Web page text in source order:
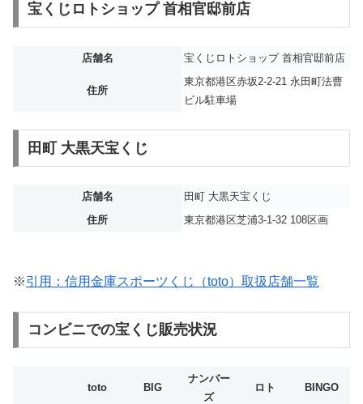
宝くじロトショップ 首相官邸前店
店舗名 宝くじロトショップ 首相官邸前店
住所
東京都港区赤坂2-2-21 永田町法曹
ビル駐車場
田町 大黒天宝くじ
店舗名
田町 大黒天宝くじ
住所
東京都港区芝浦3-1-32 108区画
※引用：信用金庫スポーツくじ（toto）取扱店舗一覧
コンビニでの宝くじ販売状況
toto BIG
ナンバー
ズ
ロト BINGO